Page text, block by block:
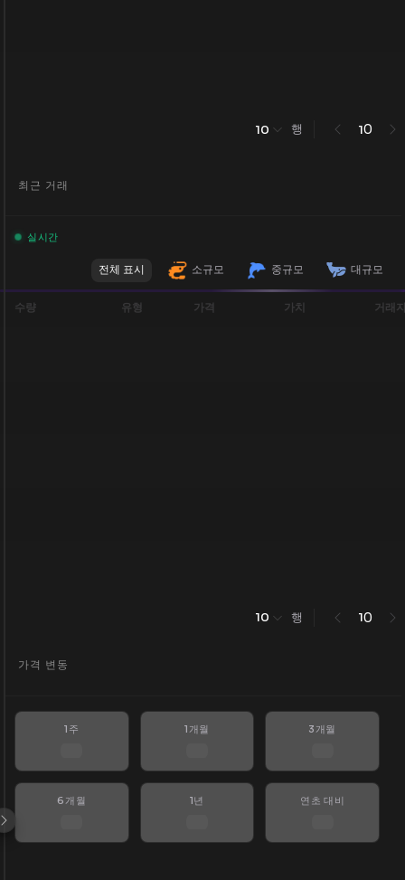
10 행 10
최근 거래
실시간
전체 표시 소규모 중규모 대규모
수량 유형 가격 가치 거래
10 행 10
가격 변동
1주 1개월 3개월
6개월 1년 연초 대비